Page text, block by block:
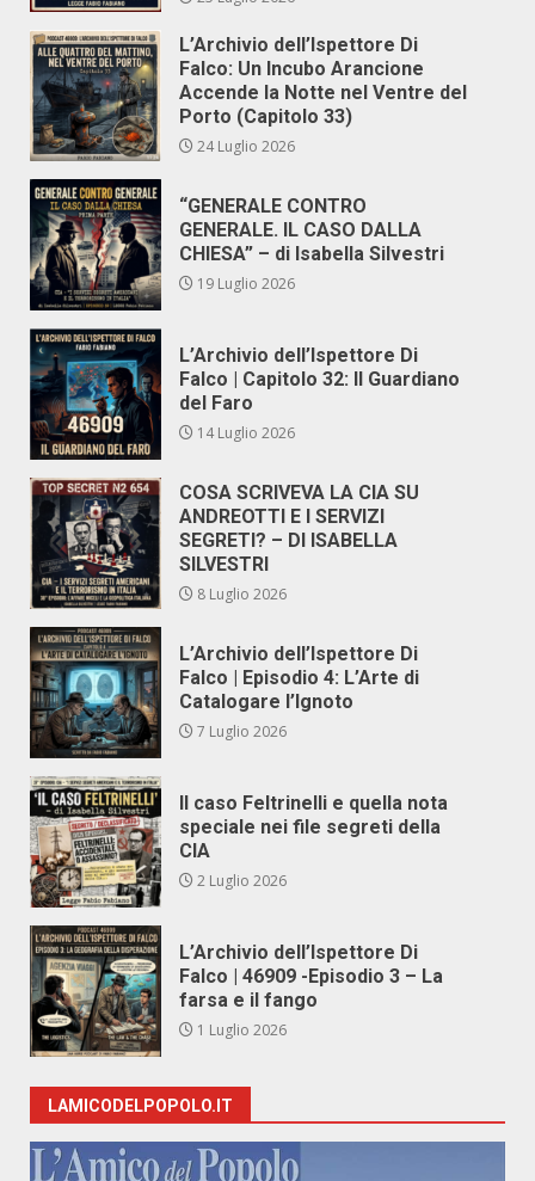
L’Archivio dell’Ispettore Di
Falco: Un Incubo Arancione
Accende la Notte nel Ventre del
Porto (Capitolo 33)
24 Luglio 2026
“GENERALE CONTRO
GENERALE. IL CASO DALLA
CHIESA” – di Isabella Silvestri
19 Luglio 2026
L’Archivio dell’Ispettore Di
Falco | Capitolo 32: Il Guardiano
del Faro
14 Luglio 2026
COSA SCRIVEVA LA CIA SU
ANDREOTTI E I SERVIZI
SEGRETI? – DI ISABELLA
SILVESTRI
8 Luglio 2026
L’Archivio dell’Ispettore Di
Falco | Episodio 4: L’Arte di
Catalogare l’Ignoto
7 Luglio 2026
Il caso Feltrinelli e quella nota
speciale nei file segreti della
CIA
2 Luglio 2026
L’Archivio dell’Ispettore Di
Falco | 46909 -Episodio 3 – La
farsa e il fango
1 Luglio 2026
LAMICODELPOPOLO.IT